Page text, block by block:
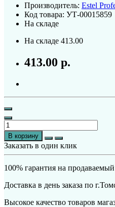
Производитель: Estel
Код товара: УТ-00015859
На складе
На складе 413.00
413.00 р.
В корзину
Заказать в один клик
100% гарантия на
Доставка в день заказа по
Высокое качество товаров